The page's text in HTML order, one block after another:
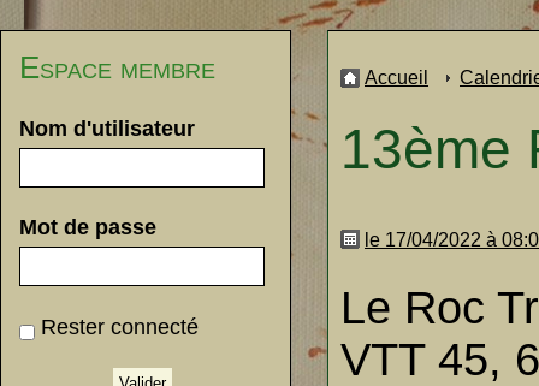
Espace membre
Nom d'utilisateur
Mot de passe
Rester connecté
Accueil
13ème
le 17/04/2022 à
Le Roc
VTT 45,